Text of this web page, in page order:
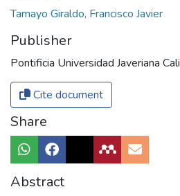
Tamayo Giraldo, Francisco Javier
Publisher
Pontificia Universidad Javeriana Cali
Cite document
Share
Abstract